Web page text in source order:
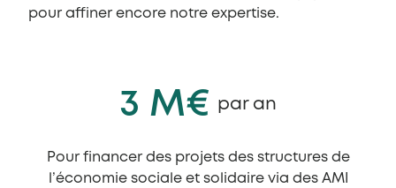
pour affiner encore notre expertise.
3 M€ par an
Pour financer des projets des structures de
l’économie sociale et solidaire via des AMI